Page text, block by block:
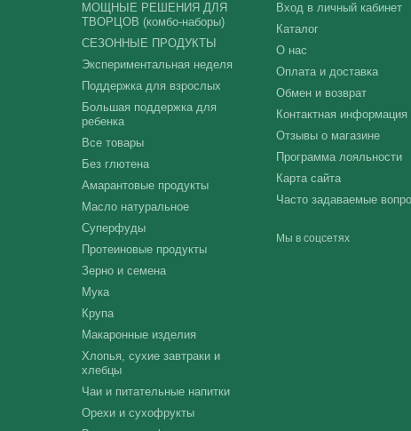
МОЩНЫЕ РЕШЕНИЯ ДЛЯ
ТВОРЦОВ (комбо-наборы)
СЕЗОННЫЕ ПРОДУКТЫ
Экспериментальная неделя
Поддержка для взрослых
Большая поддержка для
ребенка
Все товары
Без глютена
Амарантовые продукты
Масло натуральное
Суперфуды
Протеиновые продукты
Зерно и семена
Мука
Крупа
Макаронные изделия
Хлопья, сухие завтраки и
хлебцы
Чаи и питательные напитки
Орехи и сухофрукты
Вход в личный кабинет
Каталог
О нас
Оплата и доставка
Обмен и возврат
Контактная информация
Отзывы о магазине
Программа лояльности
Карта сайта
Часто задаваемые
Мы в соцсетях